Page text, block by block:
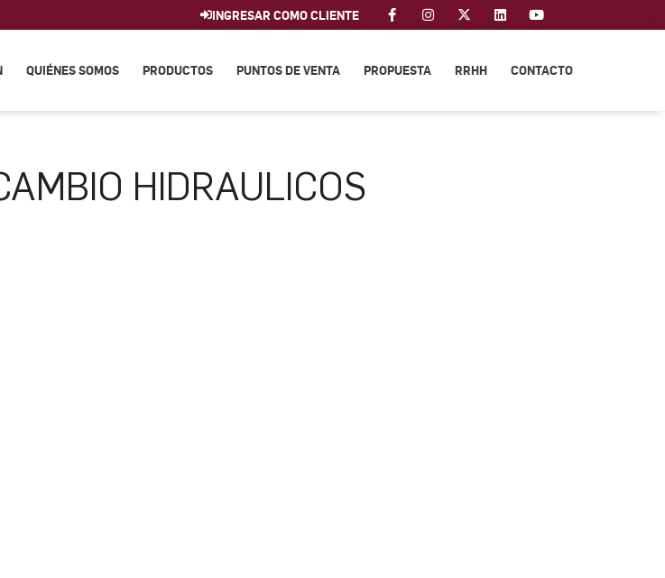
INGRESAR COMO CLIENTE
QUIÉNES SOMOS PRODUCTOS PUNTOS DE VENTA PROPUESTA RRHH CONTACTO
HIDRAULICOS